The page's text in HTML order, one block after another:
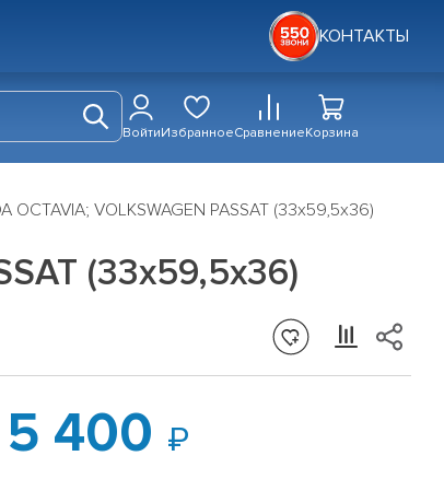
КОНТАКТЫ
ВойтиИзбранноеСравнениеКорзина
VOLKSWAGEN PASSAT (33х59,5х36)
(33х59,5х36)
5 400